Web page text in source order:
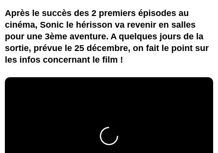
Après le succès des 2 premiers épisodes au
cinéma, Sonic le hérisson va revenir en salles
pour une 3ème aventure. A quelques jours de la
sortie, prévue le 25 décembre, on fait le point sur
les infos concernant le film !